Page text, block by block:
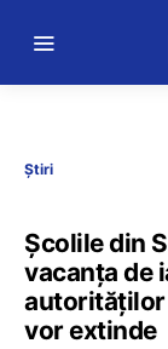
Știri
Şcolile din
vacanţa de
autorităților
vor extinde